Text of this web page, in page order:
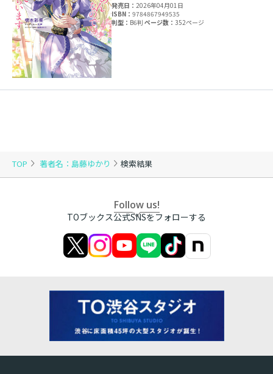
TOP 著者名：島藤ゆかり 検索結果
発売日：2026年04月01日
ISBN：9784867949535
判型： B6判ページ数：352ページ
Follow us!
TOブックス公式SNSをフォローする